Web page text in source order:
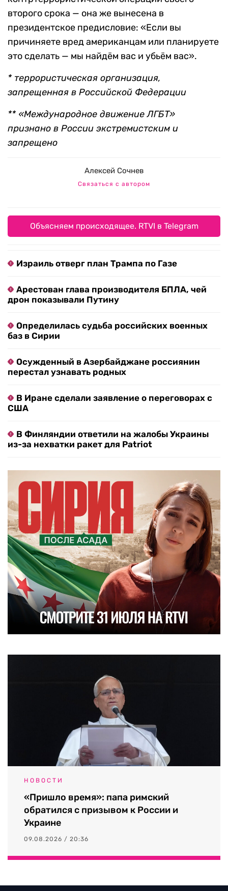
второго срока — она же вынесена в
президентское предисловие: «Если вы
причиняете вред американцам или планируете
это сделать — мы найдём вас и убьём вас».
* террористическая организация,
запрещенная в Российской Федерации
** «Международное движение ЛГБТ»
признано в России экстремистским и
запрещено
Алексей Сочнев
Связаться с автором
Объясняем происходящее. RTVI в Telegram
Израиль отверг план Трампа по Газе
Арестован глава производителя БПЛА, чей
дрон показывали Путину
Определилась судьба российских военных
баз в Сирии
Осужденный в Азербайджане россиянин
перестал узнавать родных
В Иране сделали заявление о переговорах с
США
В Финляндии ответили на жалобы Украины
из-за нехватки ракет для Patriot
НОВОСТИ
«Пришло время»: папа римский
обратился с призывом к России и
Украине
09.08.2026 / 20:36